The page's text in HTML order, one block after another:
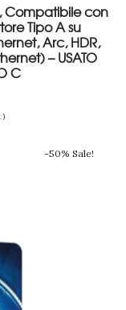
Compatibile con
Tipo A su
Arc, HDR,
– USATO
C
-50% Sale!